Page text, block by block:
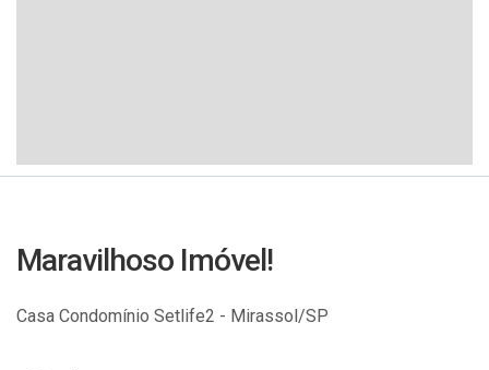
Maravilhoso Imóvel!
Casa Condomínio Setlife2 - Mirassol/SP